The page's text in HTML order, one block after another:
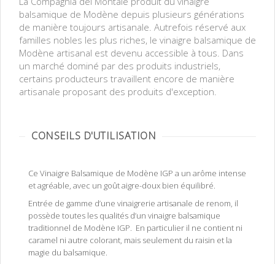
balsamique de Modène depuis plusieurs générations
de manière toujours artisanale. Autrefois réservé aux
familles nobles les plus riches, le vinaigre balsamique de
Modène artisanal est devenu accessible à tous. Dans
un marché dominé par des produits industriels,
certains producteurs travaillent encore de manière
artisanale proposant des produits d'exception.
CONSEILS D'UTILISATION
Ce Vinaigre Balsamique de Modène IGP a un arôme intense
et agréable, avec un goût aigre-doux bien équilibré.
Entrée de gamme d’une vinaigrerie artisanale de renom, il
possède toutes les qualités d’un vinaigre balsamique
traditionnel de Modène IGP. En particulier il ne contient ni
caramel ni autre colorant, mais seulement du raisin et la
magie du balsamique.